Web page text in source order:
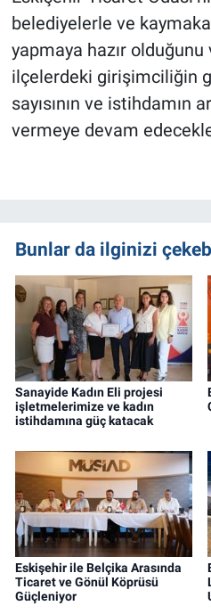
belediyelerle ve
yapmaya hazır olduğunu
ilçelerdeki girişimciliğin
sayısının ve istihdamın
vermeye devam
Bunlar da ilginizi
Sanayide Kadın Eli projesi
işletmelerimize ve kadın
istihdamına güç katacak
Eskişehir ile Belçika Arasında
Ticaret ve Gönül Köprüsü
Güçleniyor